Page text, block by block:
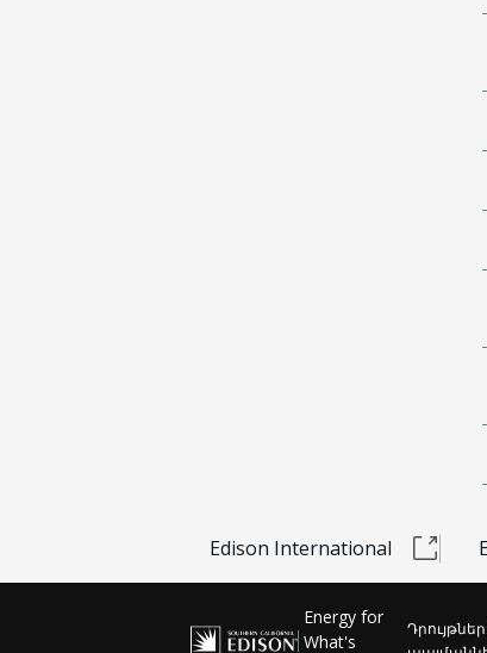
Edison International
Energy for
What's